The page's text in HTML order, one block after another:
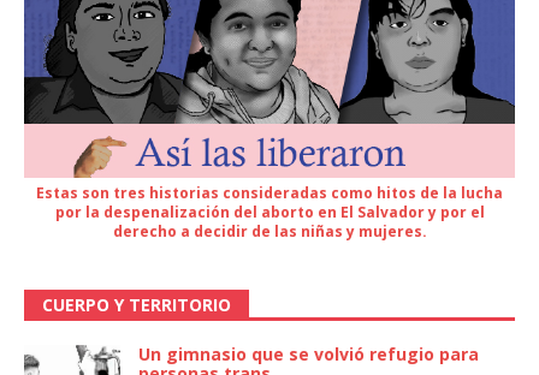
Estas son tres historias consideradas como hitos de la lucha
por la despenalización del aborto en El Salvador y por el
derecho a decidir de las niñas y mujeres.
CUERPO Y TERRITORIO
Un gimnasio que se volvió refugio para